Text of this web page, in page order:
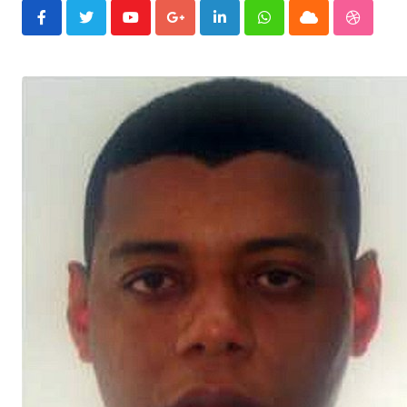
YoutubeGoogle+LinkedInWhatsappCloud